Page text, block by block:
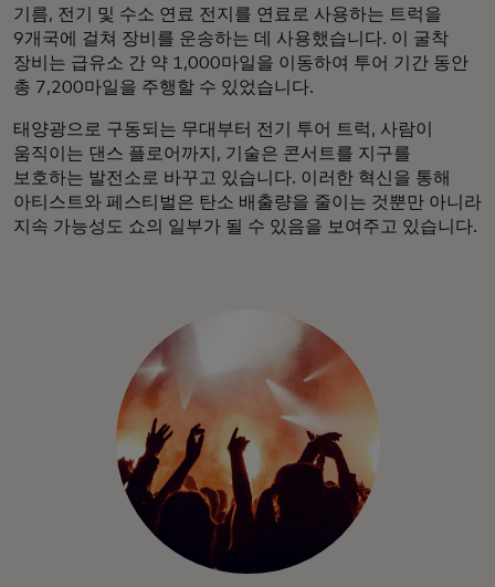
기름, 전기 및 수소 연료 전지를 연료로 사용하는 트럭을
9개국에 걸쳐 장비를 운송하는 데 사용했습니다. 이 굴착
장비는 급유소 간 약 1,000마일을 이동하여 투어 기간 동안
총 7,200마일을 주행할 수 있었습니다.
태양광으로 구동되는 무대부터 전기 투어 트럭, 사람이
움직이는 댄스 플로어까지, 기술은 콘서트를 지구를
보호하는 발전소로 바꾸고 있습니다. 이러한 혁신을 통해
아티스트와 페스티벌은 탄소 배출량을 줄이는 것뿐만 아니라
지속 가능성도 쇼의 일부가 될 수 있음을 보여주고 있습니다.